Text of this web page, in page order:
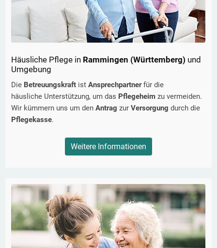
Häusliche Pflege in Rammingen (Württemberg) und
Umgebung
Die Betreuungskraft ist Ansprechpartnerfür die
häusliche Unterstützung, um das Pflegeheim zu vermeiden.
Wir kümmern uns um den Antrag zur Versorgung durch die
Pflegekasse.
Weitere Informationen